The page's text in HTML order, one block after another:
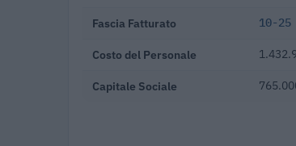
Fascia Fatturato 10-
Costo del Personale
Capitale Sociale